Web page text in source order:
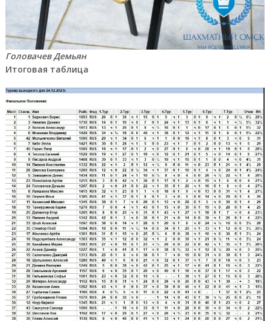
Головачев Демьян
Итоговая таблица